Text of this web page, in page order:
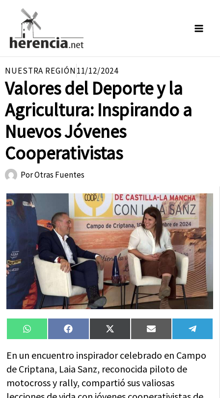
contenido
NUESTRA REGIÓN11/12/2024
Valores del Deporte y la
Agricultura: Inspirando a
Nuevos Jóvenes
Cooperativistas
PorOtras Fuentes
Compartir
en
WhatsAppCompartir
en
FacebookCompartir
en
X
(Twitter)
Compartir
en
Email
en
En un encuentro inspirador celebrado en Campo
de Criptana, Laia Sanz, reconocida piloto de
motocross y rally, compartió sus valiosas